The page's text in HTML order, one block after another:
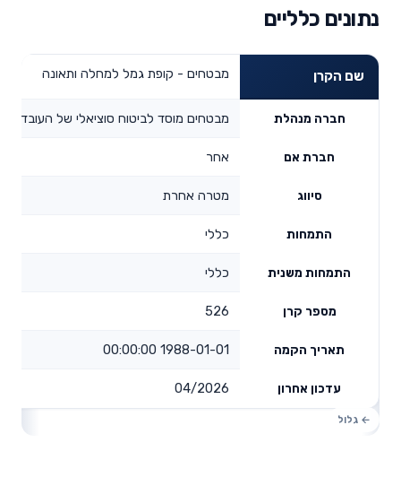
נתונים כלליים
שם הקרן מבטחים - קופת גמל למחלה ותאונה
חברה מנהלת מבטחים מוסד לביטוח סוציאלי של העובדים
חברת אם אחר
סיווג מטרה אחרת
התמחות כללי
התמחות משנית כללי
מספר קרן 526
תאריך הקמה 1988-01-01 00:00:00
עדכון אחרון 04/2026